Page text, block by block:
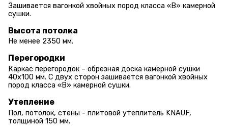
Зашивается вагонкой хвойных пород класса «В» камерной
сушки.
Высота потолка
Не менее 2350 мм.
Перегородки
Каркас перегородок – обрезная доска камерной сушки
40х100 мм. С двух сторон зашивается вагонкой хвойных
пород класса «В» камерной сушки.
Утепление
Пол, потолок, стены - плитовой утеплитель KNAUF,
толщиной 150 мм.